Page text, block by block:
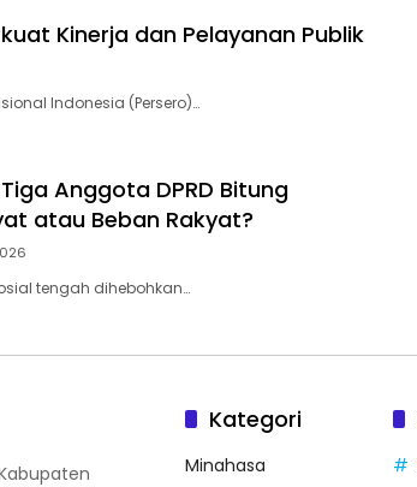
Kinerja dan Pelayanan Publik
Indonesia (Persero)…
Anggota DPRD Bitung
atau Beban Rakyat?
tengah dihebohkan…
Kategori
Minahasa